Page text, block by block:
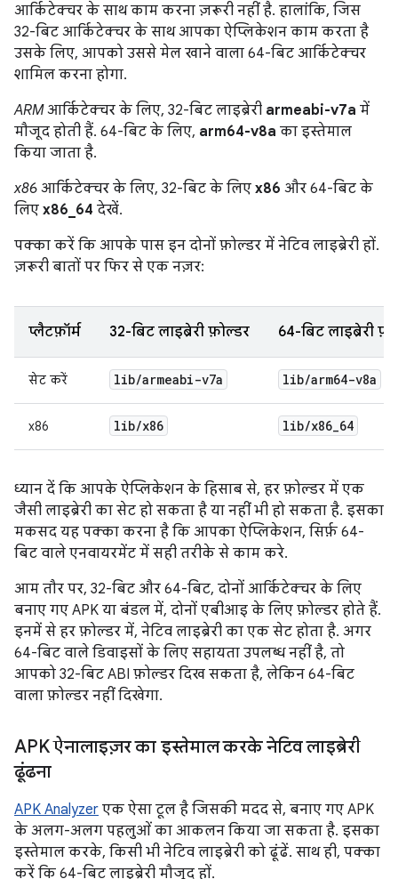
आर्किटेक्चर के साथ काम करना ज़रूरी नहीं है. हालांकि, जिस
32-बिट आर्किटेक्चर के साथ आपका ऐप्लिकेशन काम करता है
उसके लिए, आपको उससे मेल खाने वाला 64-बिट आर्किटेक्चर
शामिल करना होगा.
ARMआर्किटेक्चर के लिए, 32-बिट लाइब्रेरी armeabi-v7a में
मौजूद होती हैं. 64-बिट के लिए, arm64-v8a का इस्तेमाल
किया जाता है.
x86 आर्किटेक्चर के लिए, 32-बिट के लिए x86 और 64-बिट के
लिए x86_64 देखें.
पक्का करें कि आपके पास इन दोनों फ़ोल्डर में नेटिव लाइब्रेरी हों.
ज़रूरी बातों पर फिर से एक नज़र:
प्लैटफ़ॉर्म 32-बिट लाइब्रेरी फ़ोल्डर 64-बिट लाइब्रेरी
सेट करें lib/armeabi-v7a lib/arm64-v8a
x86 lib/x86 lib/x86 64
ध्यान दें कि आपके ऐप्लिकेशन के हिसाब से, हर फ़ोल्डर में एक
जैसी लाइब्रेरी का सेट हो सकता है या नहीं भी हो सकता है. इसका
मकसद यह पक्का करना है कि आपका ऐप्लिकेशन, सिर्फ़ 64-
बिट वाले एनवायरमेंट में सही तरीके से काम करे.
आम तौर पर, 32-बिट और 64-बिट, दोनों आर्किटेक्चर के लिए
बनाए गए APK या बंडल में, दोनों एबीआइ के लिए फ़ोल्डर होते हैं.
इनमें से हर फ़ोल्डर में, नेटिव लाइब्रेरी का एक सेट होता है. अगर
64-बिट वाले डिवाइसों के लिए सहायता उपलब्ध नहीं है, तो
आपको 32-बिट ABI फ़ोल्डर दिख सकता है, लेकिन 64-बिट
वाला फ़ोल्डर नहीं दिखेगा.
APK ऐनालाइज़र का इस्तेमाल करके नेटिव लाइब्रेरी
ढूंढना
APK Analyzer एक ऐसा टूल है जिसकी मदद से, बनाए गए APK
के अलग-अलग पहलुओं का आकलन किया जा सकता है. इसका
इस्तेमाल करके, किसी भी नेटिव लाइब्रेरी को ढूंढें. साथ ही, पक्का
करें कि 64-बिट लाइब्रेरी मौजूद हों.